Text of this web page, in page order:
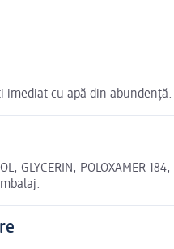
imediat cu apă din abundență.
GLYCERIN, POLOXAMER